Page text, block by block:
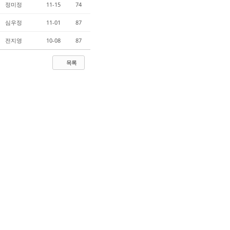
정미정 11-15 74
심우정 11-01 87
전지영 10-08 87
목록